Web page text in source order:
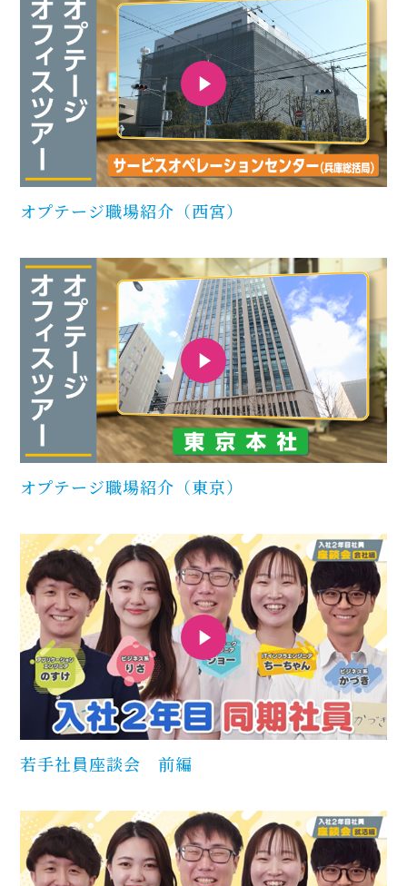
オプテージ職場紹介（西宮）
オプテージ職場紹介（東京）
若手社員座談会 前編